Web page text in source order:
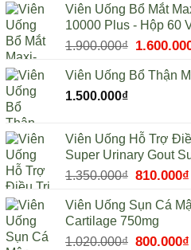
Viên Uống Bổ Mắt
10000 Plus - Hộp 60
1.900.000₫ Giá
là:
Viên Uống Bổ Thận
1.500.000₫
Viên Uống Hỗ Trợ
Super Urinary Gout
1.350.000₫ Giá
là:
810.000₫
Viên Uống Sụn Cá
Cartilage 750mg
1.020.000₫ Giá
800.000₫